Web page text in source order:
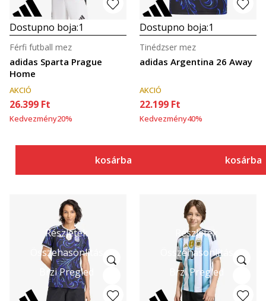
Dostupno boja:1
adidas Sparta Prague
Home
Férfi futball mez
AKCIÓ
26.399 Ft
Kedvezmény20%
kosárba
Dostupno boja:1
adidas Argentina 26 Away
Tinédzser mez
AKCIÓ
22.199 Ft
Kedvezmény40%
kosárba
Részletek
Összehasonlítás
Brzi Pregled
Részletek
Összehasonlítás
Brzi Pregled